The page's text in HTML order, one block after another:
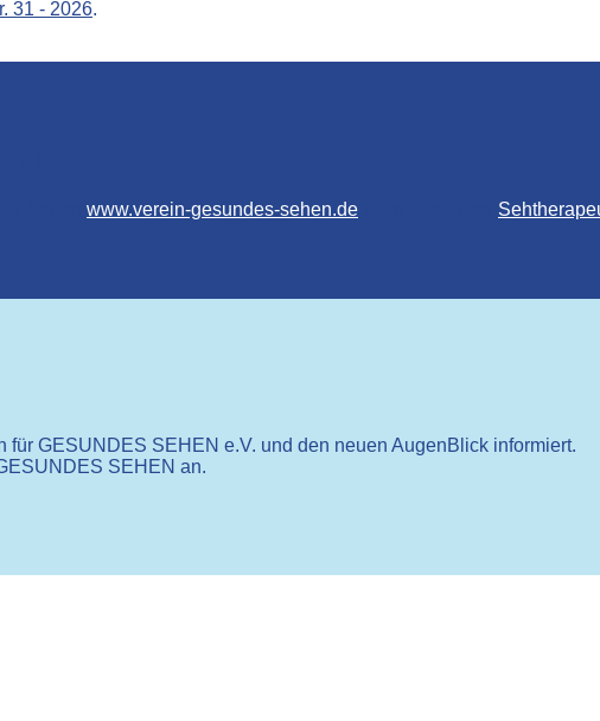
31 - 2026.
www.verein-gesundes-sehen.de
für GESUNDES SEHEN e.V. und den neuen AugenBlick informiert.
SEHEN an.